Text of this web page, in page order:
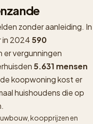
zonder aanleiding. In
in 2024 590
er vergunningen
5.631 mensen
koopwoning kost er
huishoudens die op
koopprijzen en